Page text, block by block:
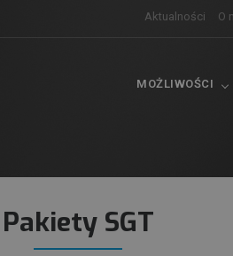
Aktualności O
MOŻLIWOŚCI
Pakiety SGT